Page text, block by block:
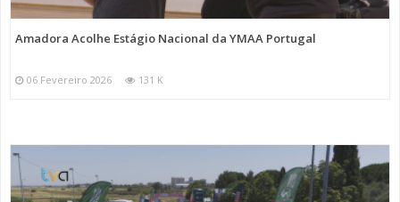
Amadora Acolhe Estágio Nacional da YMAA Portugal
06 Fevereiro 2026 131 K